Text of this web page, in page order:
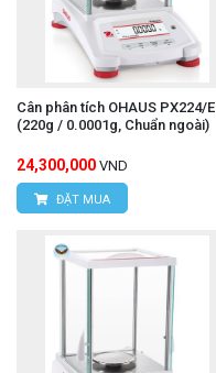
Cân phân tích OHAUS PX224/E
(220g / 0.0001g, Chuẩn ngoài)
24,300,000 VND
ĐẶT MUA